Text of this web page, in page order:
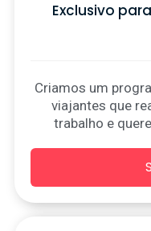
Exclusivo
Criamos um
viajantes que
trabalho e